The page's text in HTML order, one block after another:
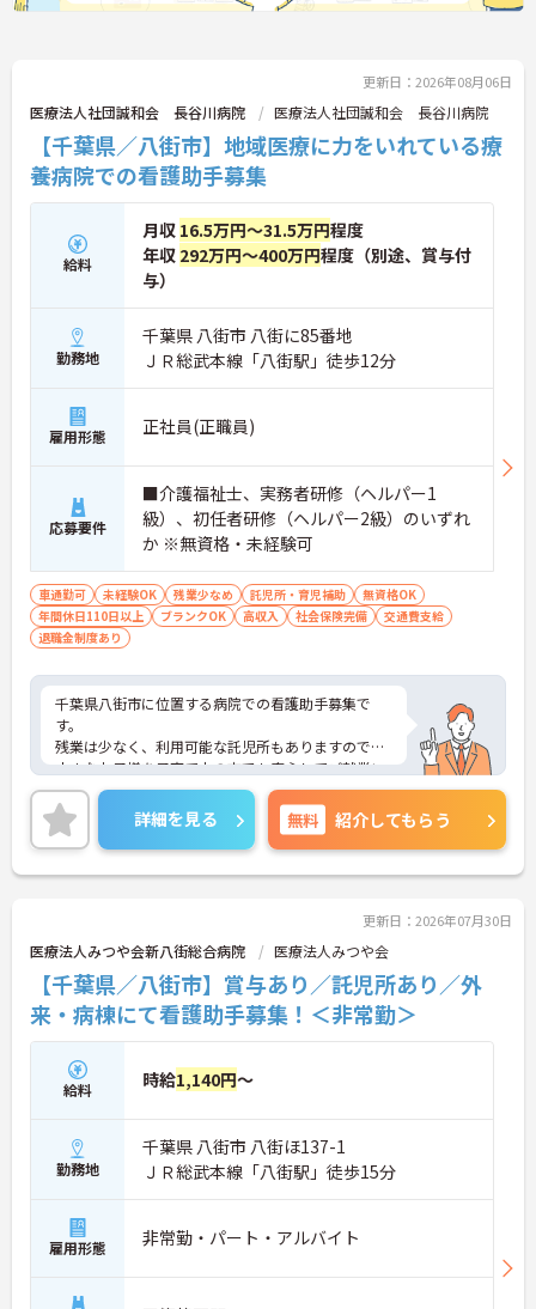
更新日：2026年08月06日
医療法人社団誠和会 長谷川病院 医療法人社団誠和会 長谷川病院
【千葉県／八街市】地域医療に力をいれている療
養病院での看護助手募集
給料
月収 16.5万円～31.5万円程度
年収 292万円～400万円程度（別途、賞与付
与）
勤務地
千葉県 八街市 八街に85番地
ＪＲ総武本線「八街駅」徒歩12分
雇用形態 正社員(正職員)
応募要件
■介護福祉士、実務者研修（ヘルパー1
級）、初任者研修（ヘルパー2級）のいずれ
か ※無資格・未経験可
車通勤可 未経験OK 残業少なめ 託児所・育児補助
無資格OK
年間休日110日以上
ブランクOK 高収入 社会保険完備
交通費支給
退職金制度あり
千葉県八街市に位置する病院での看護助手募集で
す。
残業は少なく、利用可能な託児所もありますので、
小さなお子様を子育て中の方でも安心してご就業い
ただけます！
ご興味ある方には、面接対策ポイントなど、さらに
詳細をお話しいたしますのでお気軽にご相談くださ
い！
詳細を見る 無料 紹介してもらう
更新日：2026年07月30日
医療法人みつや会新八街総合病院 医療法人みつや会
【千葉県／八街市】賞与あり／託児所あり／外
来・病棟にて看護助手募集！＜非常勤＞
給料 時給1,140円～
勤務地
千葉県 八街市 八街ほ137-1
ＪＲ総武本線「八街駅」徒歩15分
雇用形態 非常勤・パート・アルバイト